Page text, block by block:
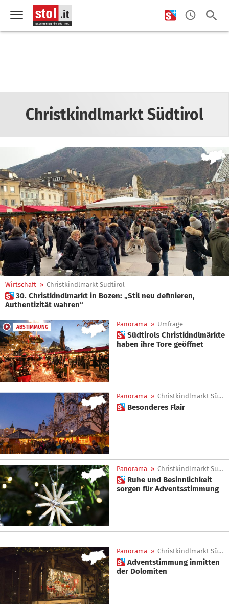
Christkindlmarkt Südtirol
Wirtschaft » Christkindlmarkt Südtirol
 30. Christkindlmarkt in Bozen: „Stil neu definieren,
Authentizität wahren“
ABSTIMMUNG Panorama » Umfrage
 Südtirols Christkindlmärkte
haben ihre Tore geöffnet
Panorama » Christkindlmarkt Südtirol
 Besonderes Flair
Panorama » Christkindlmarkt Südtirol
 Ruhe und Besinnlichkeit
sorgen für Adventsstimmung
Panorama » Christkindlmarkt Südtirol
 Adventstimmung inmitten
der Dolomiten